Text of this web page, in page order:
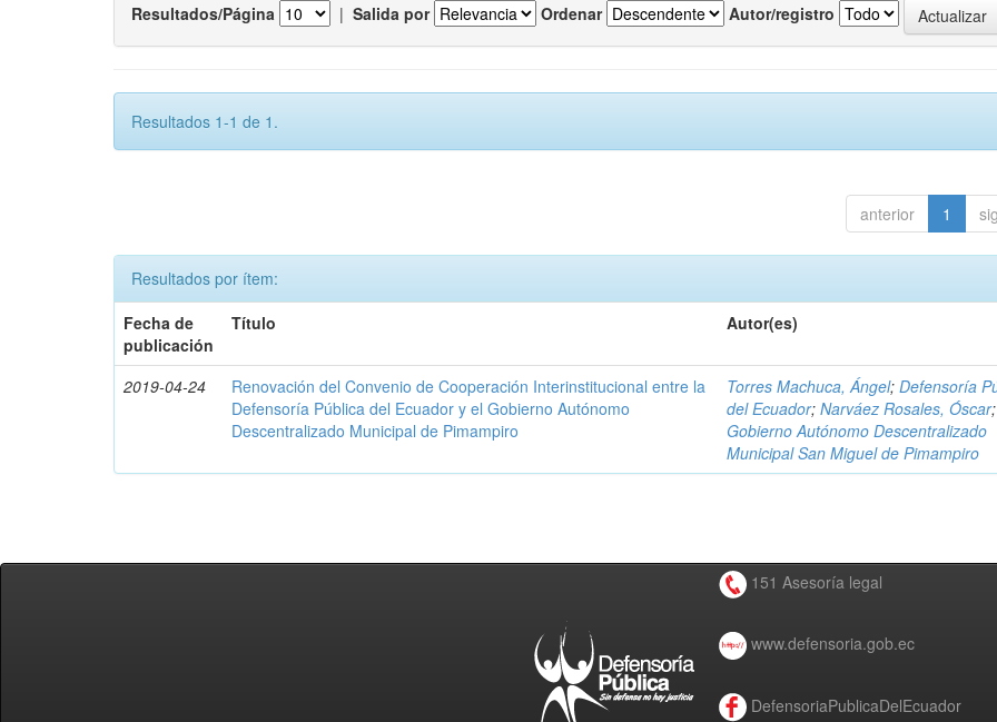
Resultados/Página | Salida por Ordenar Autor/registro
Resultados 1-1 de 1.
anterior 1
Resultados por ítem:
Fecha de
publicación
Título Autor(es)
2019-04-24
Renovación del Convenio de Cooperación Interinstitucional entre la
Defensoría Pública del Ecuador y el Gobierno Autónomo
Descentralizado Municipal de Pimampiro
Torres Machuca, Ángel;Defensoría
del Ecuador;Narváez Rosales, Óscar;
Gobierno Autónomo Descentralizado
Municipal San Miguel de Pimampiro
151 Asesoría legal
www.defensoria.gob.ec
DefensoriaPublicaDelEcuador